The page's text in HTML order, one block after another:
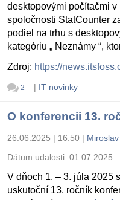
desktopovými počítačmi
spoločnosti StatCounter
podiel na trhu s
kategóriu „ Neznámy “,
Zdroj: https://
2 | IT novinky
O konferencii 13.
26.06.2025 | 16:50 |
Dátum udalosti: 01.07.2025
V dňoch 1. – 3. júla 2025
uskutoční 13. ročník